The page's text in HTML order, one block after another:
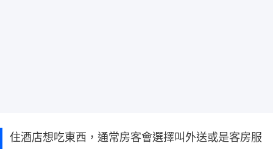
住酒店想吃東西，通常房客會選擇叫外送或是客房服